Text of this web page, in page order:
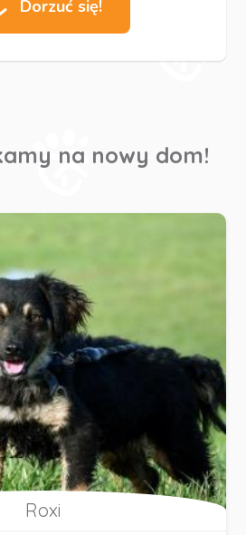
Dorzuć się!
na nowy dom!
Roxi